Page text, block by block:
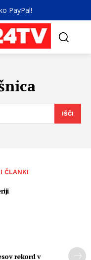
PayPal!
IŠČI
ČLANKI
rekord v